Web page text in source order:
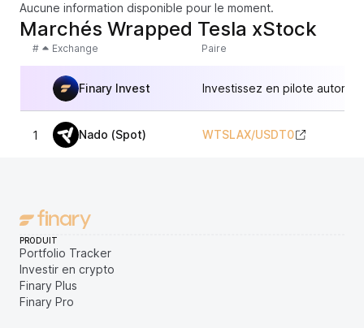
Aucune information disponible pour le moment.
Marchés Wrapped Tesla xStock
# Exchange Paire
Finary Invest Investissez en pilote
1 Nado (Spot) WTSLAX/USDT0
PRODUIT
Portfolio Tracker
Investir en crypto
Finary Plus
Finary Pro